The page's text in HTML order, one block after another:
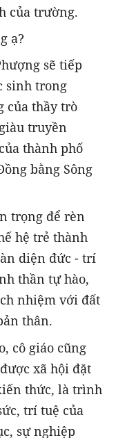
của trường.
ạ?
sẽ tiếp
sinh trong
của thầy trò
truyền
thành phố
bằng Sông
trọng để rèn
hệ trẻ thành
diện đức - trí
thần tự hào,
nhiệm với đất
thân.
cô giáo cũng
xã hội đặt
thức, là trình
trí tuệ của
sự nghiệp